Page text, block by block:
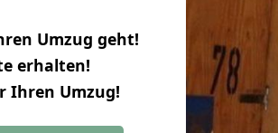
Umzug geht!
erhalten!
Ihren Umzug!